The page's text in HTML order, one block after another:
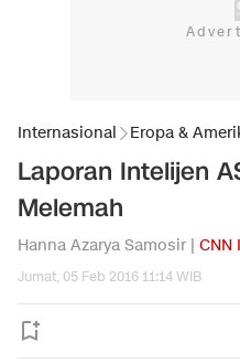
Internasional Eropa &
Laporan Intelijen
Melemah
Hanna Azarya Samosir | CNN
Jumat, 05 Feb 2016 11:14 WIB